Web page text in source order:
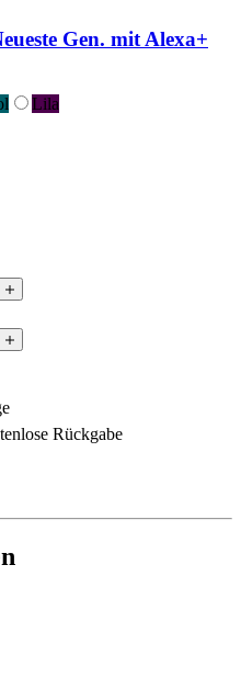
Gen. mit Alexa+
Lila
Rückgabe